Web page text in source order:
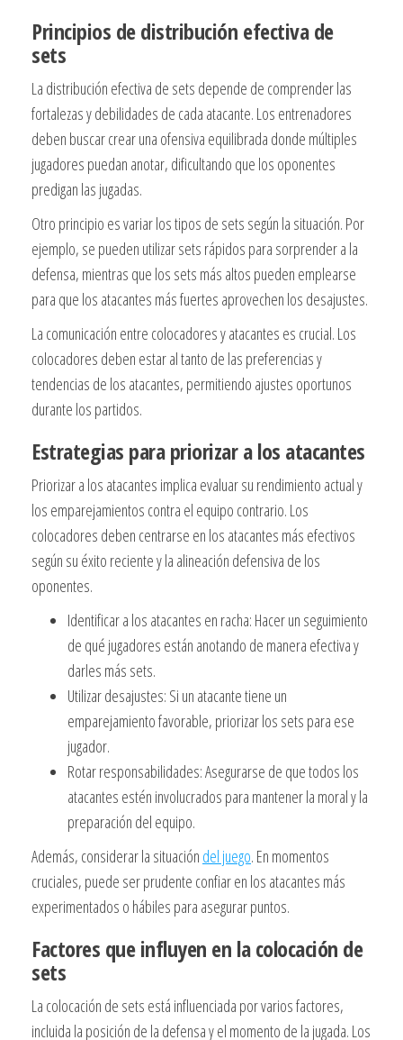
Principios de distribución efectiva de
sets
La distribución efectiva de sets depende de comprender las
fortalezas y debilidades de cada atacante. Los entrenadores
deben buscar crear una ofensiva equilibrada donde múltiples
jugadores puedan anotar, dificultando que los oponentes
predigan las jugadas.
Otro principio es variar los tipos de sets según la situación. Por
ejemplo, se pueden utilizar sets rápidos para sorprender a la
defensa, mientras que los sets más altos pueden emplearse
para que los atacantes más fuertes aprovechen los desajustes.
La comunicación entre colocadores y atacantes es crucial. Los
colocadores deben estar al tanto de las preferencias y
tendencias de los atacantes, permitiendo ajustes oportunos
durante los partidos.
Estrategias para priorizar a los atacantes
Priorizar a los atacantes implica evaluar su rendimiento actual y
los emparejamientos contra el equipo contrario. Los
colocadores deben centrarse en los atacantes más efectivos
según su éxito reciente y la alineación defensiva de los
oponentes.
Identificar a los atacantes en racha: Hacer un seguimiento
de qué jugadores están anotando de manera efectiva y
darles más sets.
Utilizar desajustes: Si un atacante tiene un
emparejamiento favorable, priorizar los sets para ese
jugador.
Rotar responsabilidades: Asegurarse de que todos los
atacantes estén involucrados para mantener la moral y la
preparación del equipo.
Además, considerar la situación del juego. En momentos
cruciales, puede ser prudente confiar en los atacantes más
experimentados o hábiles para asegurar puntos.
Factores que influyen en la colocación de
sets
La colocación de sets está influenciada por varios factores,
incluida la posición de la defensa y el momento de la jugada. Los